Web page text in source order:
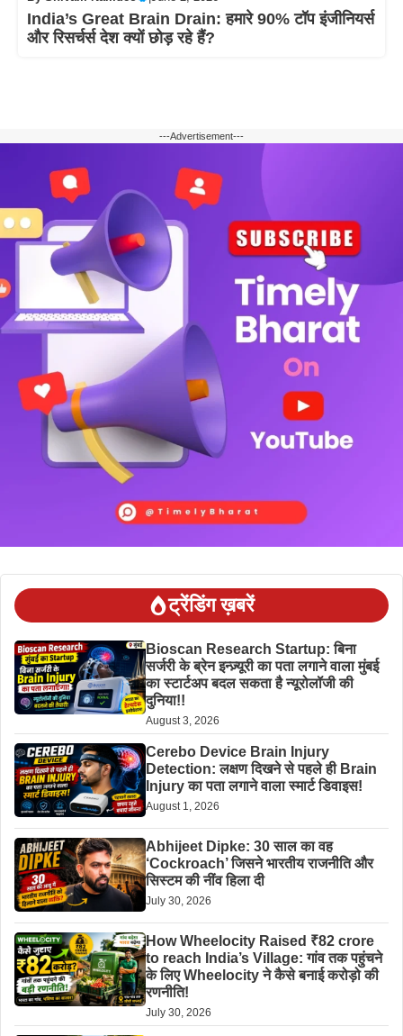
India’s Great Brain Drain: हमारे 90% टॉप इंजीनियर्स
और रिसर्चर्स देश क्यों छोड़ रहे हैं?
---Advertisement---
ट्रेंडिंग ख़बरें
Bioscan Research Startup: बिना
सर्जरी के ब्रेन इन्ज़्यूरी का पता लगाने वाला मुंबई
का स्टार्टअप बदल सकता है न्यूरोलॉजी की
दुनिया!!
August 3, 2026
Cerebo Device Brain Injury
Detection: लक्षण दिखने से पहले ही Brain
Injury का पता लगाने वाला स्मार्ट डिवाइस!
August 1, 2026
Abhijeet Dipke: 30 साल का वह
‘Cockroach’ जिसने भारतीय राजनीति और
सिस्टम की नींव हिला दी
July 30, 2026
How Wheelocity Raised ₹82 crore
to reach India’s Village: गांव तक पहुंचने
के लिए Wheelocity ने कैसे बनाई करोड़ो की
रणनीति!
July 30, 2026